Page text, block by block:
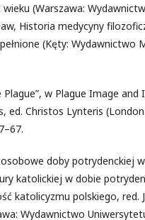
wieku (Warszawa:
Historia medycyny
(Kęty: Wydawnictwo
Plague”, w Plague Image
ed. Christos Lynteris
doby potrydenckiej
katolickiej w dobie
katolicyzmu polskiego, red.
Wydawnictwo